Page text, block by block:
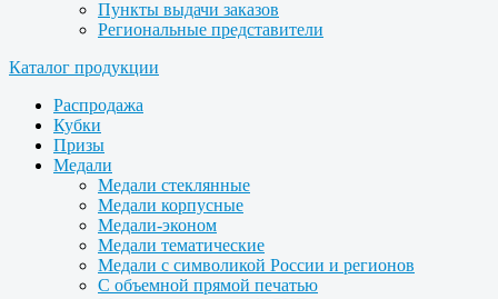
Пункты выдачи заказов
Региональные представители
Каталог продукции
Распродажа
Кубки
Призы
Медали
Медали стеклянные
Медали корпусные
Медали-эконом
Медали тематические
Медали с символикой России и регионов
С объемной прямой печатью